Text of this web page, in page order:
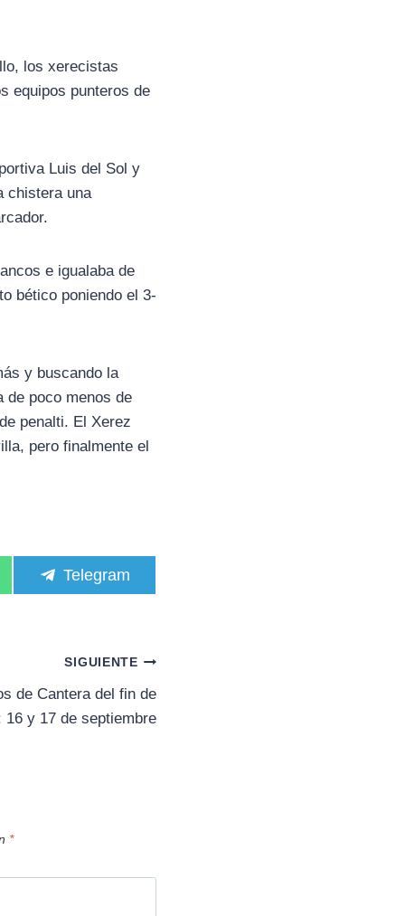
los xerecistas
equipos punteros de
Luis del Sol y
chistera una
e igualaba de
bético poniendo el 3-
y buscando la
de poco menos de
penalti. El Xerez
pero finalmente el
C
o
r
t
i
r
e
Telegram
SIGUIENTE
de Cantera del fin de
16 y 17 de septiembre
*